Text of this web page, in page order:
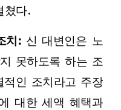
쳤다.
치:신 대변인은 노
못하도록 하는 조
적인 조치라고 주장
대한 세액 혜택과